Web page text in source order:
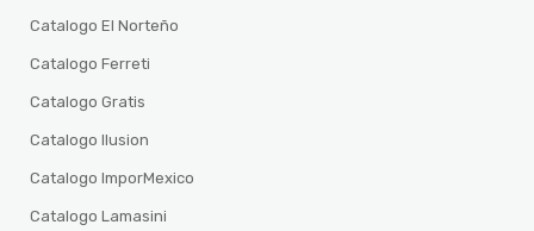
Catalogo El Norteño
Catalogo Ferreti
Catalogo Gratis
Catalogo Ilusion
Catalogo ImporMexico
Catalogo Lamasini